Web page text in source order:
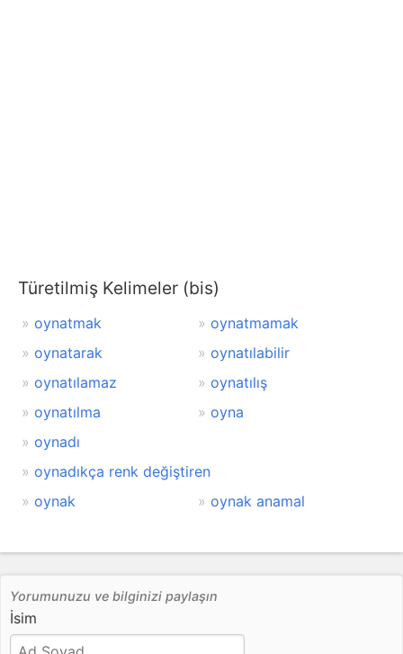
Türetilmiş Kelimeler (bis)
oynatmak
oynatmamak
oynatarak
oynatılabilir
oynatılamaz
oynatılış
oynatılma
oyna
oynadı
oynadıkça renk değiştiren
oynak
oynak anamal
Yorumunuzu ve bilginizi paylaşın
İsim